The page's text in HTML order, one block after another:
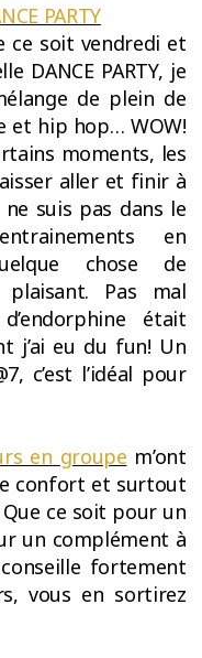
PARTY
ce soit vendredi et
DANCE PARTY, je
de plein de
et hip hop… WOW!
moments, les
aller et finir à
suis pas dans le
en
chose de
Pas mal
était
j’ai eu du fun! Un
c’est l’idéal pour
en groupe m’ont
confort et surtout
ce soit pour un
un complément à
fortement
vous en sortirez